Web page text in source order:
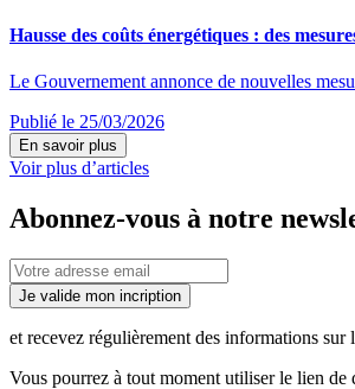
Hausse des coûts énergétiques : des
Le Gouvernement annonce de nouvelles
Publié le 25/03/2026
En savoir plus
Voir plus d’articles
Abonnez-vous à notre
Je valide mon incription
et recevez régulièrement des informations
Vous pourrez à tout moment utiliser le lien de